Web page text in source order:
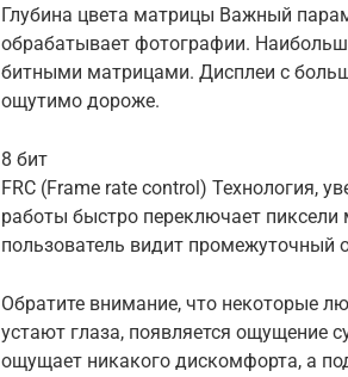
Глубина цвета матрицы Важный
обрабатывает фотографии.
битными матрицами. Дисплеи с
ощутимо дороже.
8 бит
FRC (Frame rate control) Технология,
работы быстро переключает
пользователь видит промежуточный
Обратите внимание, что некоторые
устают глаза, появляется ощущение
ощущает никакого дискомфорта, а